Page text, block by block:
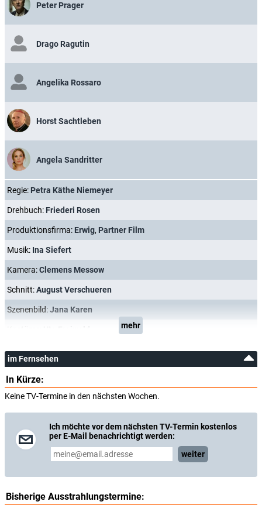
Peter Prager
Drago Ragutin
Angelika Rossaro
Horst Sachtleben
Angela Sandritter
Regie: Petra Käthe Niemeyer
Drehbuch: Friederi Rosen
Produktionsfirma: Erwig, Partner Film
Musik: Ina Siefert
Kamera:Clemens Messow
Schnitt:August Verschueren
Szenenbild:Jana Karen
mehr
im Fernsehen
In Kürze:
Keine TV-Termine in den nächsten Wochen.
Ich möchte vor dem nächsten TV-Termin kostenlos
per E-Mail benachrichtigt werden:
weiter
Bisherige Ausstrahlungstermine: